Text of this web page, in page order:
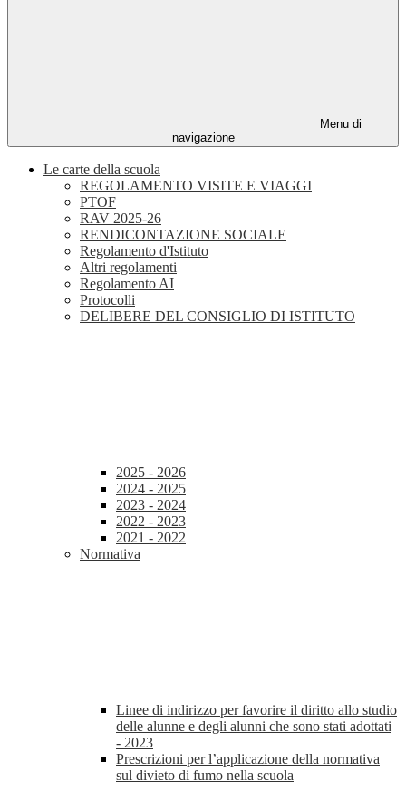
Menu di
navigazione
Le carte della scuola
REGOLAMENTO VISITE E VIAGGI
PTOF
RAV 2025-26
RENDICONTAZIONE SOCIALE
Regolamento d'Istituto
Altri regolamenti
Regolamento AI
Protocolli
DELIBERE DEL CONSIGLIO DI ISTITUTO
2025 - 2026
2024 - 2025
2023 - 2024
2022 - 2023
2021 - 2022
Normativa
Linee di indirizzo per favorire il diritto allo studio
delle alunne e degli alunni che sono stati adottati
- 2023
Prescrizioni per l’applicazione della normativa
sul divieto di fumo nella scuola